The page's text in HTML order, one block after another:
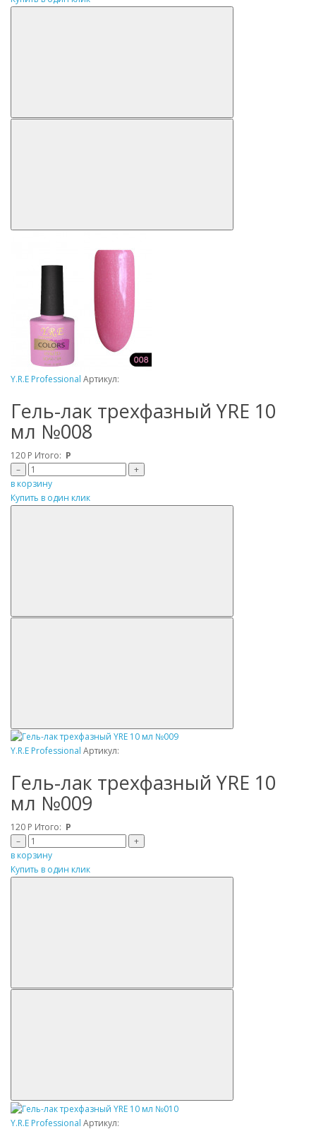
Y.R.E Professional Артикул:
Гель-лак трехфазный YRE 10
мл №008
120 Р Итого: Р
–
+
в корзину
Купить в один клик
Y.R.E Professional Артикул:
Гель-лак трехфазный YRE 10
мл №009
120 Р Итого: Р
–
+
в корзину
Купить в один клик
Y.R.E Professional Артикул: